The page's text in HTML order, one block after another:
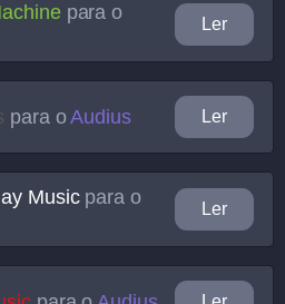
para o
Ler
para oAudius Ler
Musicpara o
Ler